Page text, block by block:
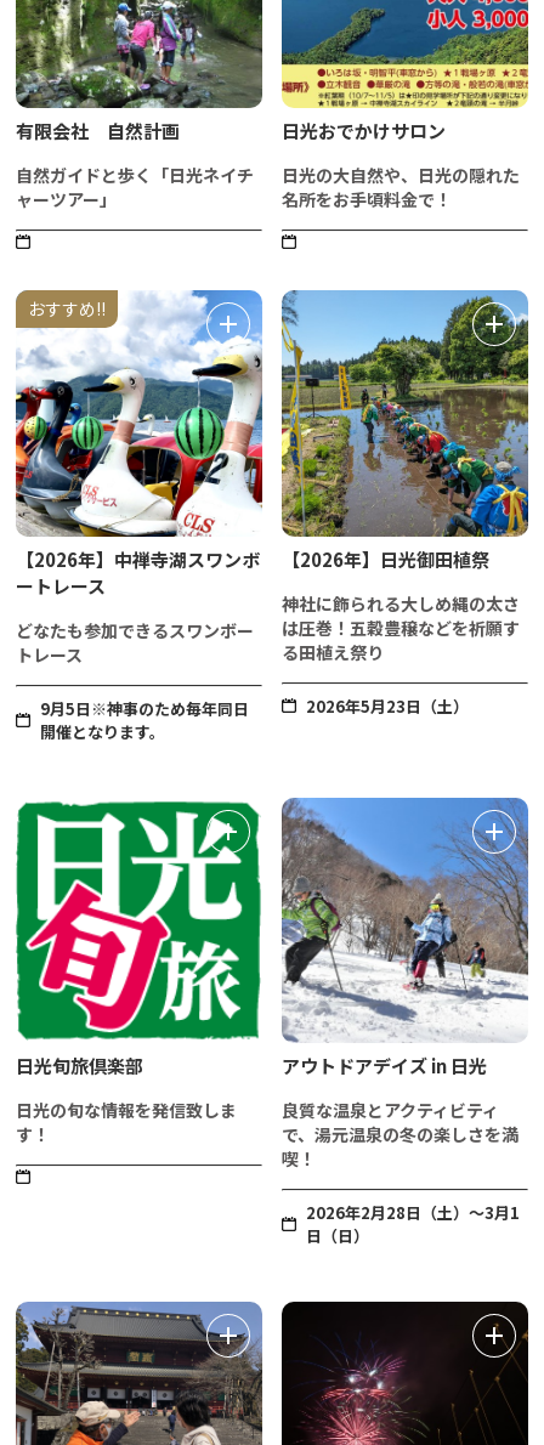
有限会社 自然計画
自然ガイドと歩く「日光ネイチ
ャーツアー」
日光おでかけサロン
日光の大自然や、日光の隠れた
名所をお手頃料金で！
おすすめ!!
【2026年】中禅寺湖スワンボ
ートレース
どなたも参加できるスワンボー
トレース
9月5日※神事のため毎年同日
開催となります。
【2026年】日光御田植祭
神社に飾られる大しめ縄の太さ
は圧巻！五穀豊穣などを祈願す
る田植え祭り
2026年5月23日（土）
日光旬旅倶楽部
日光の旬な情報を発信致しま
す！
アウトドアデイズ in 日光
良質な温泉とアクティビティ
で、湯元温泉の冬の楽しさを満
喫！
2026年2月28日（土）～3月1
日（日）